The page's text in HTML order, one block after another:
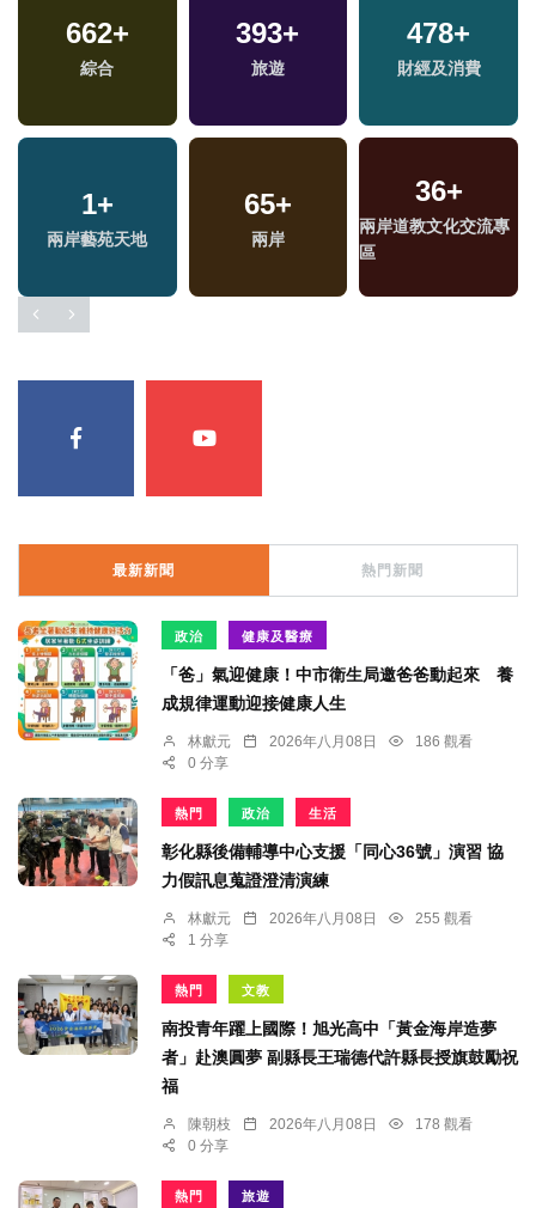
662+
綜合
393+
旅遊
478+
財經及消費
1+
兩岸藝苑天地
65+
兩岸
36+
兩岸道教文化交流專
區
最新新聞 熱門新聞
政治 健康及醫療
「爸」氣迎健康！中市衛生局邀爸爸動起來 養
成規律運動迎接健康人生
林獻元 2026年八月08日
186 觀看
0 分享
熱門 政治 生活
彰化縣後備輔導中心支援「同心36號」演習 協
力假訊息蒐證澄清演練
林獻元 2026年八月08日
255 觀看
1 分享
熱門 文教
南投青年躍上國際！旭光高中「黃金海岸造夢
者」赴澳圓夢 副縣長王瑞德代許縣長授旗鼓勵祝
福
陳朝枝 2026年八月08日
178 觀看
0 分享
熱門 旅遊